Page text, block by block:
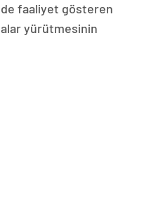
faaliyet gösteren
yürütmesinin